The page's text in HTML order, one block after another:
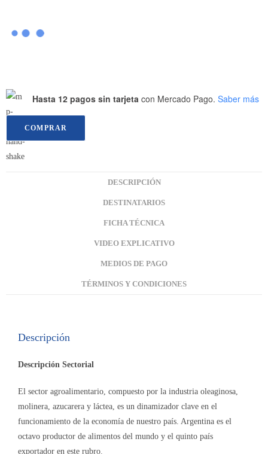
Hasta 12 pagos sin tarjeta con Mercado Pago. Saber más
COMPRAR
DESCRIPCIÓN
DESTINATARIOS
FICHA TÉCNICA
VIDEO EXPLICATIVO
MEDIOS DE PAGO
TÉRMINOS Y CONDICIONES
Descripción
Descripción Sectorial
El sector agroalimentario, compuesto por la industria oleaginosa,
molinera, azucarera y láctea, es un dinamizador clave en el
funcionamiento de la economía de nuestro país. Argentina es el
octavo productor de alimentos del mundo y el quinto país
exportador en este rubro.